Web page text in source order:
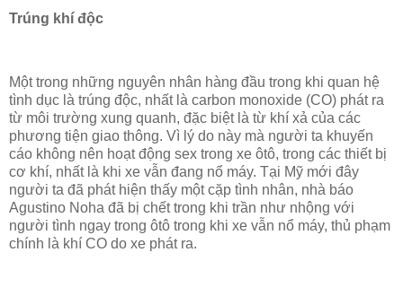
Trúng khí độc
Một trong những nguyên nhân hàng đầu trong khi quan hệ
tình dục là trúng độc, nhất là carbon monoxide (CO) phát ra
từ môi trường xung quanh, đặc biệt là từ khí xả của các
phương tiện giao thông. Vì lý do này mà người ta khuyến
cáo không nên hoạt động sex trong xe ôtô, trong các thiết bị
cơ khí, nhất là khi xe vẫn đang nổ máy. Tại Mỹ mới đây
người ta đã phát hiện thấy một cặp tình nhân, nhà báo
Agustino Noha đã bị chết trong khi trần như nhộng với
người tình ngay trong ôtô trong khi xe vẫn nổ máy, thủ phạm
chính là khí CO do xe phát ra.